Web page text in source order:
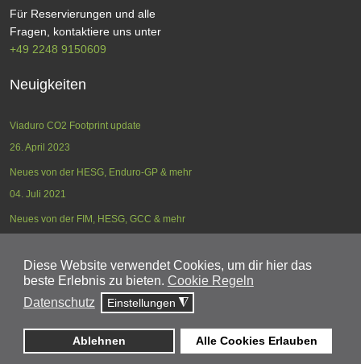
Diese Website verwendet Cookies, um dir hier das
beste Erlebnis zu bieten. Cookie Regeln
Datenschutz
Einstellungen ◮
Ablehnen Alle Cookies Erlauben
Für Reservierungen und alle
Fragen, kontaktiere uns unter
+49 2248 9150609
Neuigkeiten
Viaduro CO2 Footprint update
26. April 2023
Neues von der HESG, Enduro-GP & mehr
04. Juli 2021
Neues von der FIM, HESG, GCC & mehr
KONTAKT REISEINFORMATIONEN
DATENSCHUTZ
IMPRESSUM ANMELDEN